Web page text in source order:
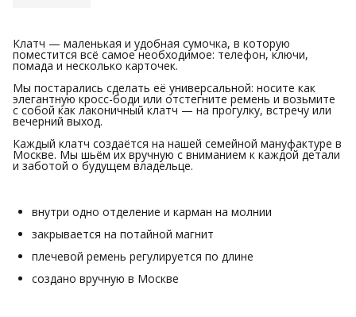
Клатч — маленькая и удобная сумочка, в которую
поместится всё самое необходимое: телефон, ключи,
помада и несколько карточек.
Мы постарались сделать её универсальной: носите как
элегантную кросс-боди или отстегните ремень и возьмите
с собой как лаконичный клатч — на прогулку, встречу или
вечерний выход.
Каждый клатч создаётся на нашей семейной мануфактуре в
Москве. Мы шьём их вручную с вниманием к каждой детали
и заботой о будущем владельце.
внутри одно отделение и карман на молнии
закрывается на потайной магнит
плечевой ремень регулируется по длине
создано вручную в Москве